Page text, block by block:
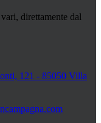
direttamente dal
121 - 85050 Villa